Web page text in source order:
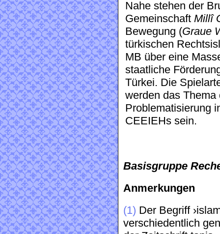
Nahe stehen der
Gemeinschaft Millî
Bewegung (Graue
türkischen
MB über eine
staatliche
Türkei. Die
werden das Thema
Problematisierung
CEEIEHs sein.
Basisgruppe
Anmerkungen
(1) Der Begriff
verschiedentlich